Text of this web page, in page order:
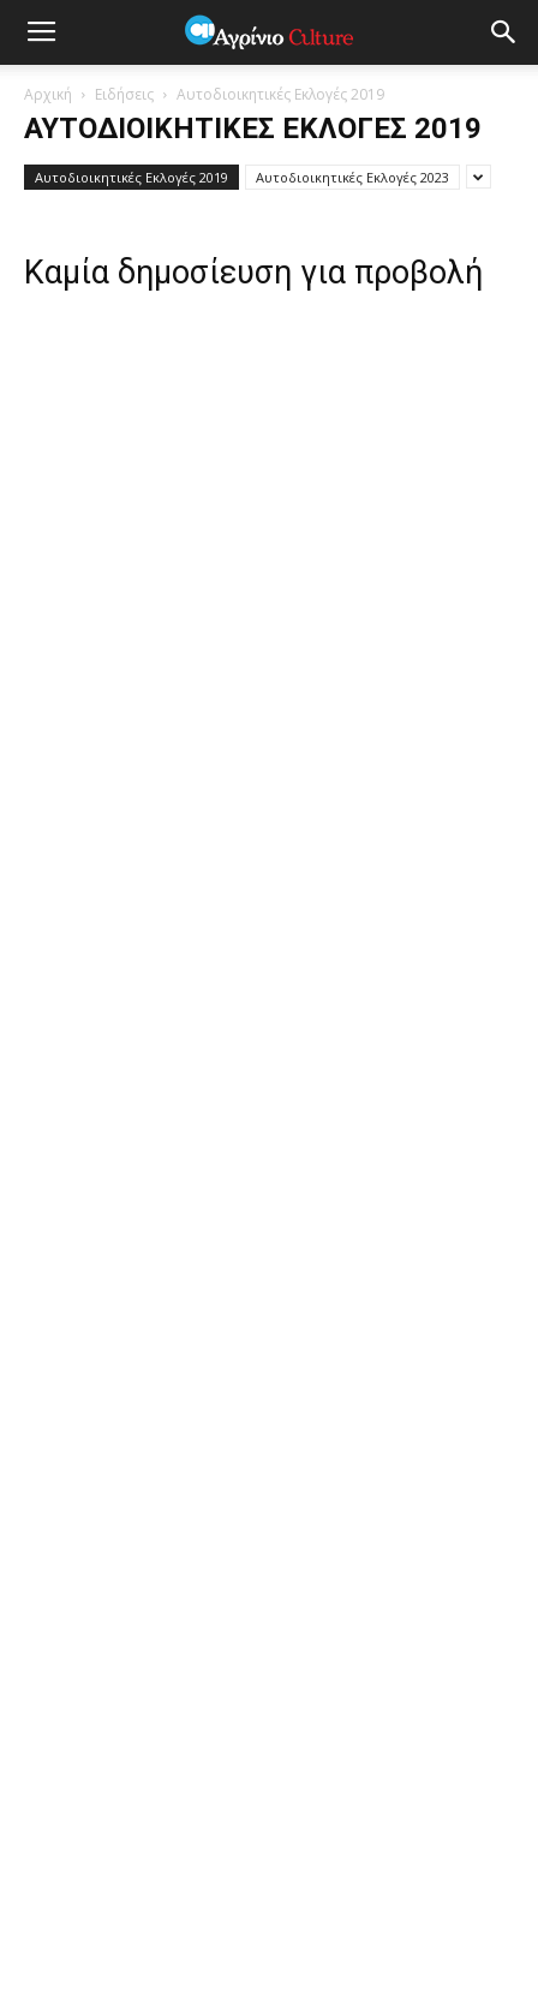
Αρχική Ειδήσεις Αυτοδιοικητικές Εκλογές 2019
ΑΥΤΟΔΙΟΙΚΗΤΙΚΈΣ ΕΚΛΟΓΈΣ 2019
Αυτοδιοικητικές Εκλογές 2019 Αυτοδιοικητικές Εκλογές 2023
Καμία δημοσίευση για προβολή